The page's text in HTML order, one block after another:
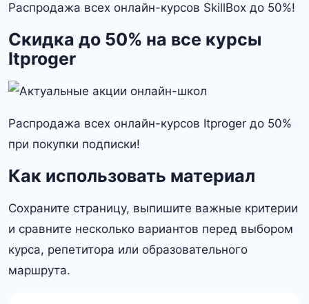
Распродажа всех онлайн-курсов SkillBox до 50%!
Скидка до 50% на все курсы
Itproger
Распродажа всех онлайн-курсов Itproger до 50%
при покупки подписки!
Как использовать материал
Сохраните страницу, выпишите важные критерии
и сравните несколько вариантов перед выбором
курса, репетитора или образовательного
маршрута.